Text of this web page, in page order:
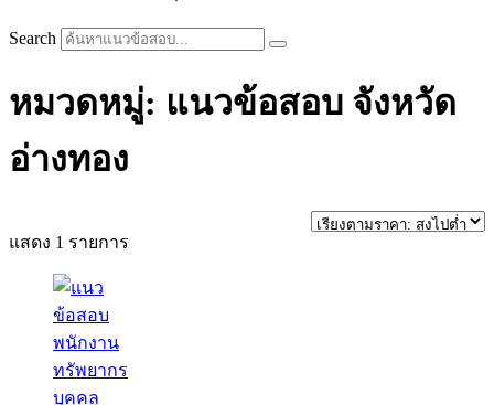
Search
หมวดหมู่: แนวข้อสอบ จังหวัด
อ่างทอง
แสดง 1 รายการ